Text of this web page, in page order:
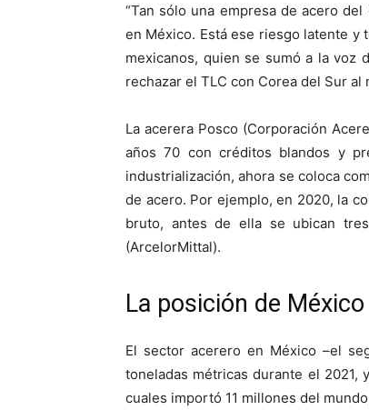
“Tan sólo una empresa de acero
en México. Está ese riesgo latente y
mexicanos, quien se sumó a la voz
rechazar el TLC con Corea del Sur
La acerera Posco (Corporación
años 70 con créditos blandos y
industrialización, ahora se coloca
de acero. Por ejemplo, en 2020, la
bruto, antes de ella se ubican
(ArcelorMittal).
La posición de México
El sector acerero en México –el
toneladas métricas durante el
cuales importó 11 millones del